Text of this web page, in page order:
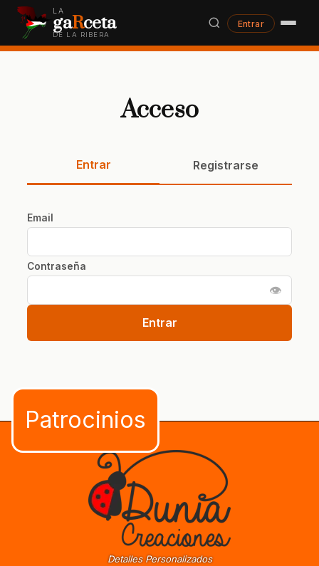
LA
gaRceta
DE LA RIBERA
Entrar
Acceso
Entrar Registrarse
Email
Contraseña
👁
Entrar
Detalles Personalizados